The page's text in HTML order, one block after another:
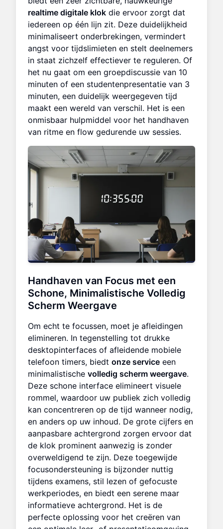
realtime digitale klok die ervoor zorgt dat
iedereen op één lijn zit. Deze duidelijkheid
minimaliseert onderbrekingen, vermindert
angst voor tijdslimieten en stelt deelnemers
in staat zichzelf effectiever te reguleren. Of
het nu gaat om een groepdiscussie van 10
minuten of een studentenpresentatie van 3
minuten, een duidelijk weergegeven tijd
maakt een wereld van verschil. Het is een
onmisbaar hulpmiddel voor het handhaven
van ritme en flow gedurende uw sessies.
Handhaven van Focus met een
Schone, Minimalistische Volledig
Scherm Weergave
Om echt te focussen, moet je afleidingen
elimineren. In tegenstelling tot drukke
desktopinterfaces of afleidende mobiele
telefoon timers, biedt onze service een
minimalistische volledig scherm weergave.
Deze schone interface elimineert visuele
rommel, waardoor uw publiek zich volledig
kan concentreren op de tijd wanneer nodig,
en anders op uw inhoud. De grote cijfers en
aanpasbare achtergrond zorgen ervoor dat
de klok prominent aanwezig is zonder
overweldigend te zijn. Deze toegewijde
focusondersteuning is bijzonder nuttig
tijdens examens, stil lezen of gefocuste
werkperiodes, en biedt een serene maar
informatieve achtergrond. Het is de
perfecte oplossing voor het creëren van